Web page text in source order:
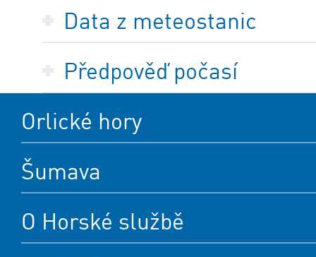
Data z meteostanic
Předpověď počasí
Orlické hory
Šumava
O Horské službě